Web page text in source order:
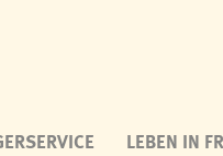
LEBEN IN